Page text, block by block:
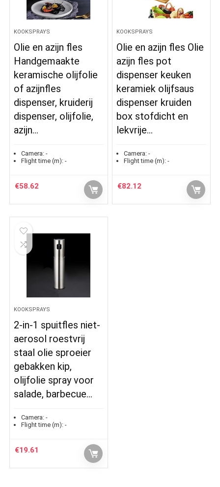
KOOKSPRAYS
Olie en azijn fles
Handgemaakte
keramische olijfolie
of azijnfles
dispenser, kruiderij
dispenser, olijfolie,
azijn…
Camera: -
Flight time (m): -
€58.62
KOOKSPRAYS
Olie en azijn fles Olie
azijn fles pot
dispenser keuken
keramiek olijfsaus
dispenser kruiden
box stofdicht en
lekvrije…
Camera: -
Flight time (m): -
€82.12
KOOKSPRAYS
2-in-1 spuitfles niet-
aerosol roestvrij
staal olie sproeier
gebakken kip,
olijfolie spray voor
salade, barbecue…
Camera: -
Flight time (m): -
€19.61